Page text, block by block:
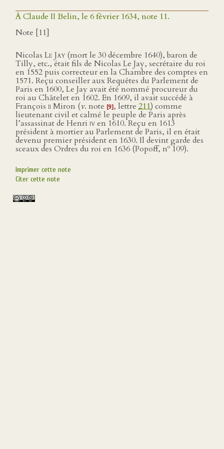
À Claude II Belin, le 6 février 1634, note 11.
Note [11]
Nicolas Le Jay (mort le 30 décembre 1640), baron de
Tilly, etc., était fils de Nicolas Le Jay, secrétaire du roi
en 1552 puis correcteur en la Chambre des comptes en
1571. Reçu conseiller aux Requêtes du Parlement de
Paris en 1600, Le Jay avait été nommé procureur du
roi au Châtelet en 1602. En 1609, il avait succédé à
François iiMiron (v. note [9], lettre 211) comme
lieutenant civil et calmé le peuple de Paris après
l’assassinat de Henri iven 1610. Reçu en 1613
président à mortier au Parlement de Paris, il en était
devenu premier président en 1630. Il devint garde des
sceaux des Ordres du roi en 1636 (Popoff, no109).
Imprimer cette note
Citer cette note